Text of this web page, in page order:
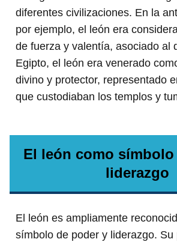
diferentes civilizaciones. En la
por ejemplo, el león era
de fuerza y valentía, asociado al
Egipto, el león era venerado
divino y protector, representado
que custodiaban los templos y
El león como
liderazgo
El león es ampliamente
símbolo de poder y liderazgo. Su